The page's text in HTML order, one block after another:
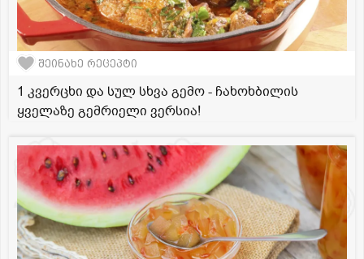
შეინახე რეცეპტი
1 კვერცხი და სულ სხვა გემო - ჩახოხბილის
ყველაზე გემრიელი ვერსია!